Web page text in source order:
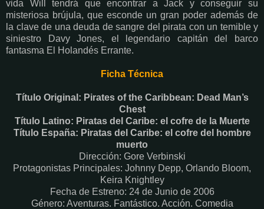
vida Will tendrá que encontrar a Jack y conseguir su
misteriosa brújula, que esconde un gran poder además de
la clave de una deuda de sangre del pirata con un temible y
siniestro Davy Jones, el legendario capitán del barco
fantasma El Holandés Errante.
Ficha Técnica
Título Original: Pirates of the Caribbean: Dead Man’s
Chest
Título Latino: Piratas del Caribe: el cofre de la Muerte
Título España: Piratas del Caribe: el cofre del hombre
muerto
Dirección: Gore Verbinski
Protagonistas Principales: Johnny Depp, Orlando Bloom,
Keira Knightley
Fecha de Estreno: 24 de Junio de 2006
Género: Aventuras. Fantástico. Acción. Comedia